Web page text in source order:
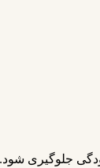
جلوگیری شود.